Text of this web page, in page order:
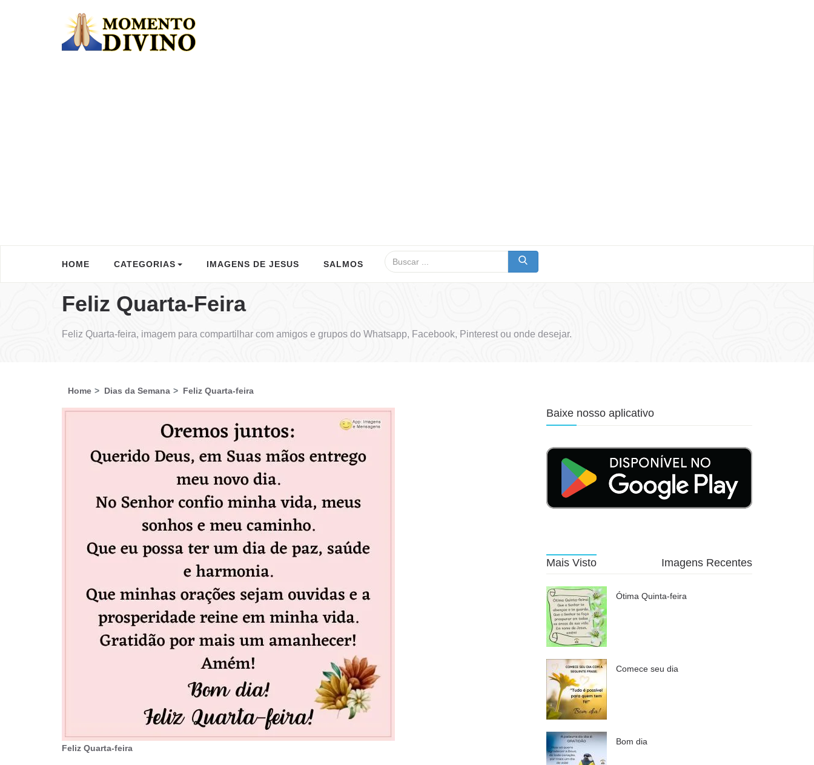
HOME CATEGORIAS IMAGENS DE JESUS SALMOS
Feliz Quarta-Feira
Feliz Quarta-feira, imagem para compartilhar com amigos e grupos do Whatsapp, Facebook, Pinterest ou onde desejar.
Home Dias da Semana Feliz Quarta-feira
Feliz Quarta-feira
Baixe nosso aplicativo
Mais Visto Imagens Recentes
Ótima Quinta-feira
Comece seu dia
Bom dia